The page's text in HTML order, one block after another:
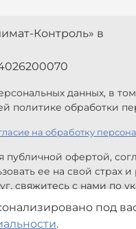
Контроль» в
данных, в
политике обработки
на обработку
офертой,
ее на свой
с нами по
публичной
под
.